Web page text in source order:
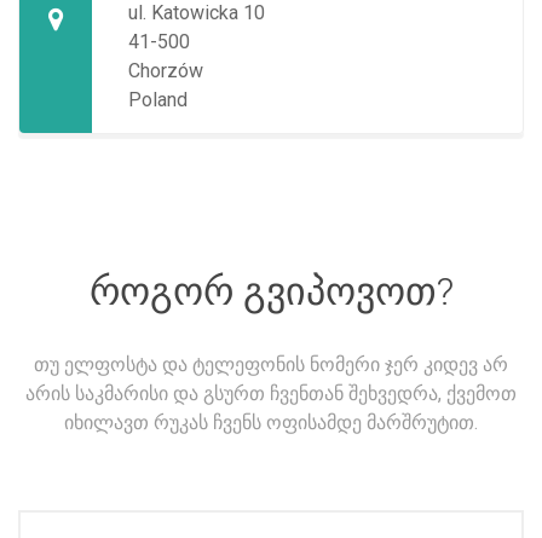
ul. Katowicka 10
41-500
Chorzów
Poland
როგორ გვიპოვოთ?
თუ ელფოსტა და ტელეფონის ნომერი ჯერ კიდევ არ
არის საკმარისი და გსურთ ჩვენთან შეხვედრა, ქვემოთ
იხილავთ რუკას ჩვენს ოფისამდე მარშრუტით.